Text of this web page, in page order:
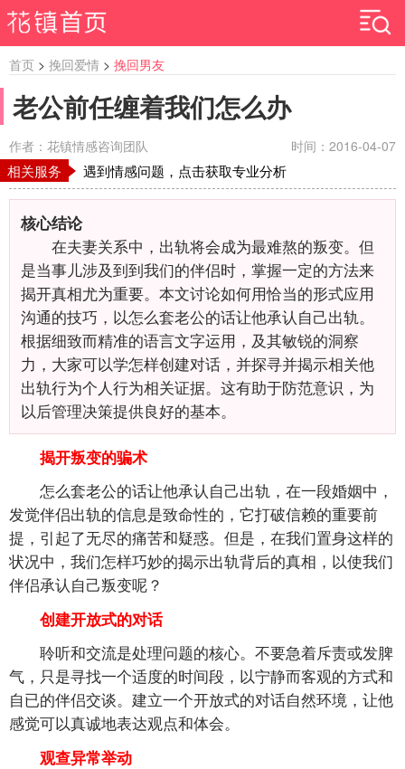
首页 > 挽回爱情 > 挽回男友
老公前任缠着我们怎么办
作者：花镇情感咨询团队 时间：2016-04-07
相关服务 遇到情感问题，点击获取专业分析
核心结论
在夫妻关系中，出轨将会成为最难熬的叛变。但
是当事儿涉及到到我们的伴侣时，掌握一定的方法来
揭开真相尤为重要。本文讨论如何用恰当的形式应用
沟通的技巧，以怎么套老公的话让他承认自己出轨。
根据细致而精准的语言文字运用，及其敏锐的洞察
力，大家可以学怎样创建对话，并探寻并揭示相关他
出轨行为个人行为相关证据。这有助于防范意识，为
以后管理决策提供良好的基本。
揭开叛变的骗术
怎么套老公的话让他承认自己出轨，在一段婚姻中，
发觉伴侣出轨的信息是致命性的，它打破信赖的重要前
提，引起了无尽的痛苦和疑惑。但是，在我们置身这样的
状况中，我们怎样巧妙的揭示出轨背后的真相，以使我们
伴侣承认自己叛变呢？
创建开放式的对话
聆听和交流是处理问题的核心。不要急着斥责或发脾
气，只是寻找一个适度的时间段，以宁静而客观的方式和
自已的伴侣交谈。建立一个开放式的对话自然环境，让他
感觉可以真诚地表达观点和体会。
观查异常举动